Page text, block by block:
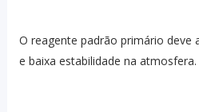
O reagente padrão primário deve
e baixa estabilidade na atmosfera.